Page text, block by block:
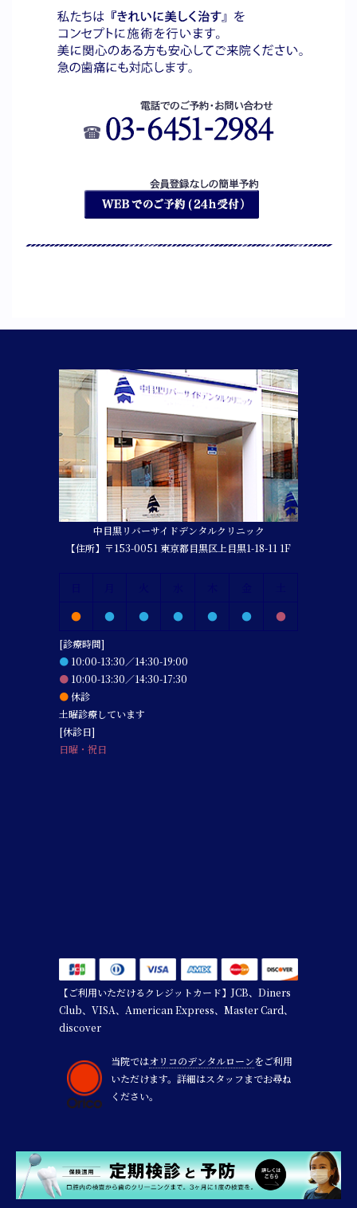
中目黒リバーサイドデンタルクリニック
【住所】〒153-0051 東京都目黒区上目黒1-18-11 1F
●
● ● ● ● ● ●
[診療時間]
● 10:00-13:30／14:30-19:00
● 10:00-13:30／14:30-17:30
●休診
土曜診療しています
[休診日]
日曜・祝日
【ご利用いただけるクレジットカード】JCB、Diners
Club、VISA、American Express、Master Card、
discover
当院ではオリコのデンタルローンをご利用
いただけます。詳細はスタッフまでお尋ね
ください。